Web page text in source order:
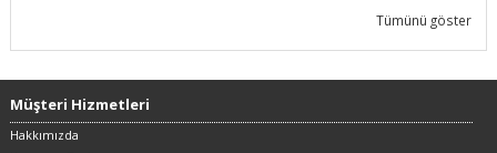
Tümünü göster
Müşteri Hizmetleri
Hakkımızda